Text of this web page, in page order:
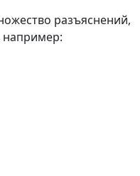
разъяснений,
например: